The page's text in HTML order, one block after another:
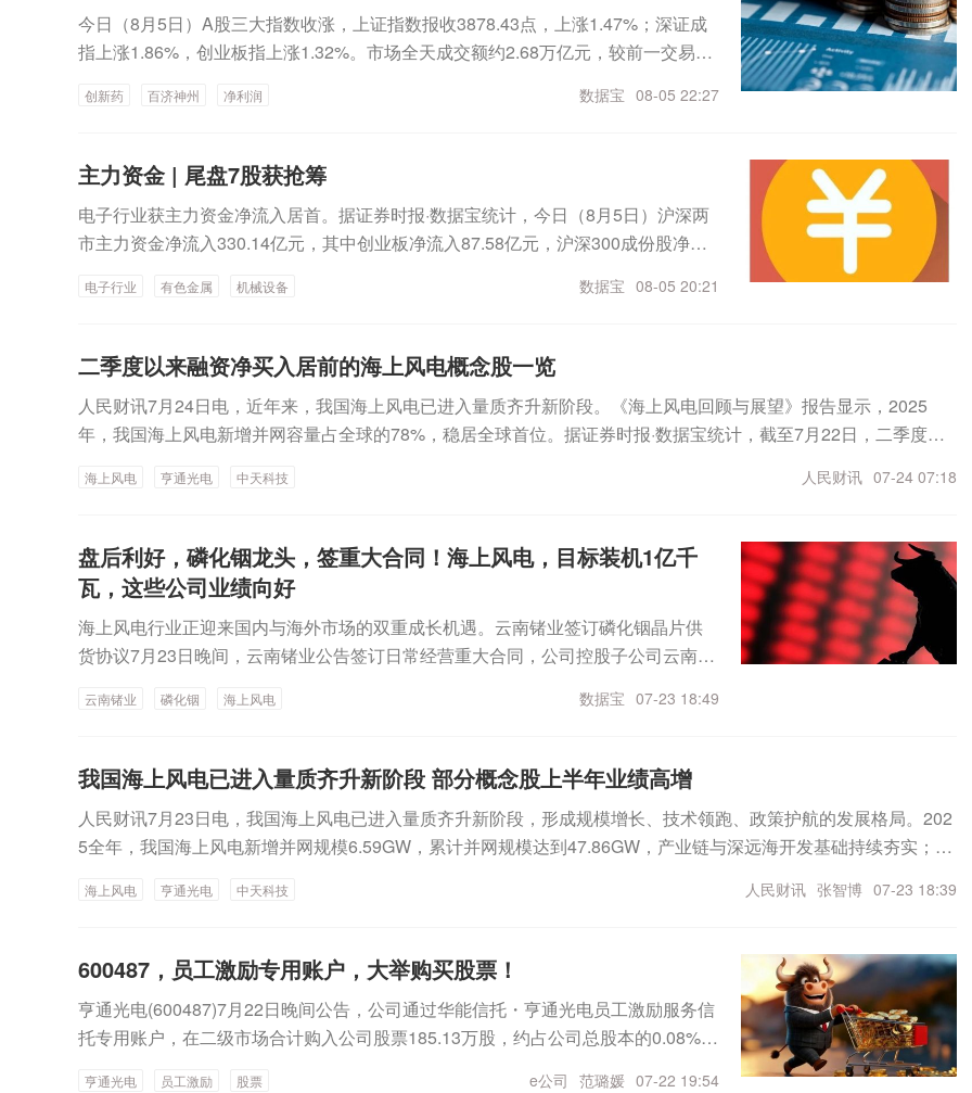
今日（8月5日）A股三大指数收涨，上证指数报收3878.43点，上涨1.47%；深证成
指上涨1.86%，创业板指上涨1.32%。市场全天成交额约2.68万亿元，较前一交易日
涨，电子化学品、MLCC、存储芯片等跟涨。银行、医药商业、油气开采及服务等板
个股为15只，净卖出的个股为18只，10股净买入金额均超千万元。东山精密获净买
入9.35亿元，居首；杭电股份、蘅东光获机构净买入均超1亿元。机构净卖出个股
中，16股净卖出金额均超千万元，中钨高新遭机构净卖出2.54亿元，居首；科达制
造、亨通光电遭机构净卖出均超1亿元，居前列。今日龙虎榜现身个股中，14股获北
向资金净买入，亨通光电获北向资金净买入5.59亿元，居首；东山精密、美利云获北
神州：上半年净利润同比增长超627%，百悦泽®以及安进公司授权产品和百泽安®
阿芙拉型油轮，总价约24.85亿元。*ST聆达：撤销退市风险警示及其他风险警示，
股票简称变更为“聆达股份”。爱丽家居：股票交易停牌核查完成，明日开市起复牌。
锴威特：拟收购晶艺半导体100%股权，交易价格16.5亿元。魅视科技：磷化铟半导
万元。牧原股份：7月商品猪销售收入88.97亿元，同比下降23.56%。凯旺科技：拟
2.86亿元现金收购东莞秦鼎和东莞兴鼎各51%股权。魅视科技：拟开展磷化铟半导体
材料产业化项目前期工作。美的集团：截至7月31日累计回购A股股份金额达69.73亿
元。藏格矿业：收到参股公司巨龙铜业现金分红6.16亿元。鸿远电子：拟定增募资不
超3亿元，用于多层片式瓷介电容器及可调电容器产业化技术改造项目等。平安电
工：公司超薄布已经批量供应国内头部客户。江丰电子：拟出资5000万元参与私募
创新药 百济神州 净利润 数据宝 08-05 22:27
主力资金 | 尾盘7股获抢筹
电子行业获主力资金净流入居首。据证券时报·数据宝统计，今日（8月5日）沪深两
市主力资金净流入330.14亿元，其中创业板净流入87.58亿元，沪深300成份股净流
5%，建筑材料和机械设备行业均涨超3%，计算机、基础化工、电力设备和国防军工
向来看，申万一级行业中，18个行业获主力资金净流入。电子行业主力资金净流入1
91.02亿元，居首；有色金属行业主力资金净流入64.54亿元，机械设备、电力设
备、计算机和汽车行业主力资金净流入均超12亿元。13个主力资金净流出的行业
中，通信和传媒行业净流出均超20亿元，石油石化和食品饮料行业净流出均超5亿
元，医药生物和轻工制造行业净流出均超3亿元。3股获主力抢筹均超13亿元从个股
力资金净流入居首，金额达15.33亿元，股价涨停。胜宏科技、紫光股份主力资金净
流入分别为15.29亿元、13.63亿元。北方华创、亨通光电、风华高科和京东方A等主
月份1080系列电子级玻璃纤维布销售均价环比上升17%至18%，为年初至今最大涨
幅，年内电子级玻璃纤维布价格累计涨幅达118%至165%，AI需求强劲带动部分产
品需求，导致厂商将产能从非AI产品转向AI玻璃纤维布，行业供应紧张程度进一步加
精密、行云科技、东山精密和光迅科技主力资金净流出金额居前，均超7亿元。尾盘
7股主力资金净流入均超1亿元据数据宝统计，尾盘两市主力资金净流入50.92亿元，
其中创业板尾盘净流入13.30亿元，沪深300成份股尾盘净流入18.58亿元。从个股来
看，7股尾盘主力资金净流入金额均超1亿元，工业富联尾盘主力资金净流入2.15亿
元，居首。天孚通信、亨通光电、立讯精密、胜宏科技、北方华创、光库科技尾盘
科、紫光股份、行云科技和恺英网络尾盘主力资金净流出均超6000万元。（数据
宝）
电子行业 有色金属 机械设备 数据宝 08-05 20:21
二季度以来融资净买入居前的海上风电概念股一览
人民财讯7月24日电，近年来，我国海上风电已进入量质齐升新阶段。《海上风电回顾与展望》报告显示，2025
年，我国海上风电新增并网容量占全球的78%，稳居全球首位。据证券时报·数据宝统计，截至7月22日，二季度以
份和时代新材等9只海上风电概念股均超1000万元。截至7月23日收盘，已有7只海上风电概念股预告半年度业绩。
3亿元、1.6亿元、1.25亿元。从净利润变动来看，振江股份、亨通光电、天顺风能、中天科技净利润均实现同比增
长超50%，增幅分别为928.53%、104.07%、74.37%、55%。
海上风电 亨通光电 中天科技 人民财讯 07-24 07:18
盘后利好，磷化铟龙头，签重大合同！海上风电，目标装机1亿千
瓦，这些公司业绩向好
海上风电行业正迎来国内与海外市场的双重成长机遇。云南锗业签订磷化铟晶片供
货协议7月23日晚间，云南锗业公告签订日常经营重大合同，公司控股子公司云南鑫
磷化铟晶片（衬底），合同预计总金额区间为5.7亿元至8.55亿元（含税），占公司2
7年12月31日分批交付，若合同顺利履行，预计将对公司履约年度的经营成果产生积
极影响。云南锗业是国内磷化铟晶片主要生产企业之一，公司于2026年4月开始实
施“高品质磷化铟单晶片建设项目”，该项目计划建设期为18个月，计划在现有产能基
础上扩建一条年产30万片（折合4英寸计算，其中包括6000片6英寸）高品质磷化铟
单晶片生产线，最终达到年产45万片（折合4 英寸）高品质磷化铟单晶片的产能。今
年从低点以来股价最大涨幅超过15倍，但6月以来出现大幅回撤，相比高点跌幅超过
元，同比增长148.31%至261.18%。“十五五”海上风电新增开工1亿千瓦7月23日，国
家发展改革委、国家能源局联合印发《可再生能源发展“十五五”规划》（以下简称
《规划》）。其中提出，“十五五”时期，全国海上风电新增开工规模1亿千瓦左右，2
云南锗业 磷化铟 海上风电 数据宝 07-23 18:49
我国海上风电已进入量质齐升新阶段 部分概念股上半年业绩高增
人民财讯7月23日电，我国海上风电已进入量质齐升新阶段，形成规模增长、技术领跑、政策护航的发展格局。202
5全年，我国海上风电新增并网规模6.59GW，累计并网规模达到47.86GW，产业链与深远海开发基础持续夯实；全
7只海上风电概念股预告半年度业绩。以预告中值统计，亨通光电、中天科技、振江股份、明阳智能上半年净利润规
江股份、亨通光电、天顺风能、中天科技净利润实现同比50%以上增长，增幅依次为928.53%、104.07%、74.3
7%、55%。
海上风电 亨通光电 中天科技 人民财讯 张智博 07-23 18:39
600487，员工激励专用账户，大举购买股票！
亨通光电(600487)7月22日晚间公告，公司通过华能信托・亨通光电员工激励服务信
托专用账户，在二级市场合计购入公司股票185.13万股，约占公司总股本的0.08%，
亨通光电 员工激励 股票 e公司 范璐媛 07-22 19:54